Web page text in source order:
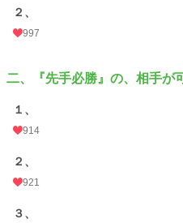
24h.ポイント
更新日時 2025.12.25 20:20
初回公開日時
２、
997
二、『先手必勝』の、相手
１、
914
２、
921
３、